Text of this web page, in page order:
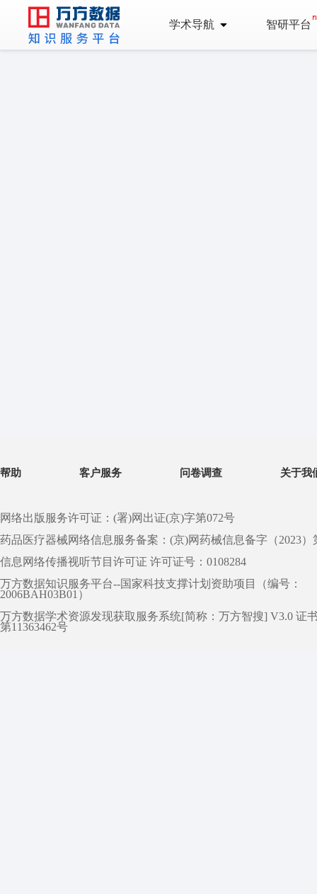
学术导航 智研平台
帮助 客户服务 问卷调查 关于我
网络出版服务许可证：(署)网出证(京)字第072号
药品医疗器械网络信息服务备案：(京)网药械信息备字（2023）
信息网络传播视听节目许可证 许可证号：0108284
万方数据知识服务平台--国家科技支撑计划资助项目（编号：
2006BAH03B01）
万方数据学术资源发现获取服务系统[简称：万方智搜] V3.0 证
第11363462号